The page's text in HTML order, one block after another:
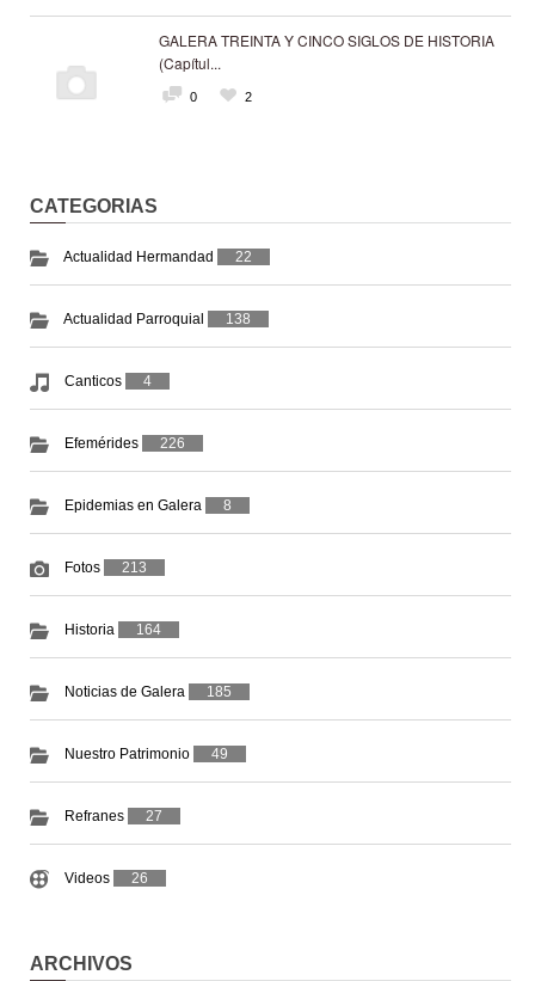
GALERA TREINTA Y CINCO SIGLOS DE HISTORIA
(Capítul...
0 2
CATEGORIAS
Actualidad Hermandad 22
Actualidad Parroquial 138
Canticos 4
Efemérides 226
Epidemias en Galera 8
Fotos 213
Historia 164
Noticias de Galera 185
Nuestro Patrimonio 49
Refranes 27
Videos 26
ARCHIVOS